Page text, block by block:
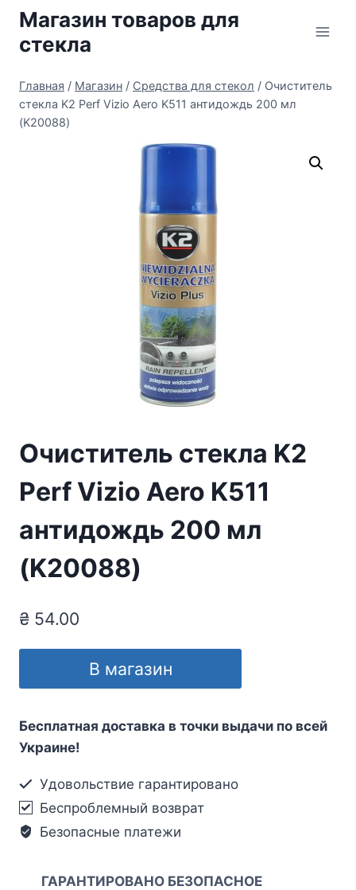
Перейти
содержимому
Магазин товаров для
стекла
Главная / Магазин / Средства для стекол / Очиститель
стекла K2 Perf Vizio Aero K511 антидождь 200 мл
(K20088)
Очиститель стекла K2
Perf Vizio Aero K511
антидождь 200 мл
(K20088)
₴ 54.00
В магазин
Бесплатная доставка в точки выдачи по всей
Украине!
Удовольствие гарантировано
Беспроблемный возврат
Безопасные платежи
ГАРАНТИРОВАНО БЕЗОПАСНОЕ